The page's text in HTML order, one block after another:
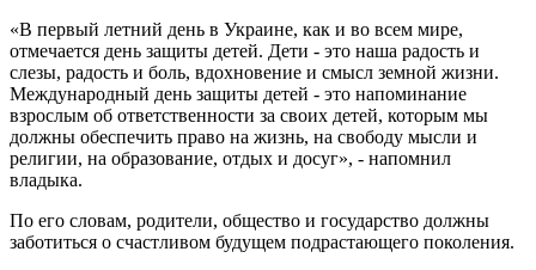
«В первый летний день в Украине, как и во всем мире,
отмечается день защиты детей. Дети - это наша радость и
слезы, радость и боль, вдохновение и смысл земной жизни.
Международный день защиты детей - это напоминание
взрослым об ответственности за своих детей, которым мы
должны обеспечить право на жизнь, на свободу мысли и
религии, на образование, отдых и досуг», - напомнил
владыка.
По его словам, родители, общество и государство должны
заботиться о счастливом будущем подрастающего поколения.